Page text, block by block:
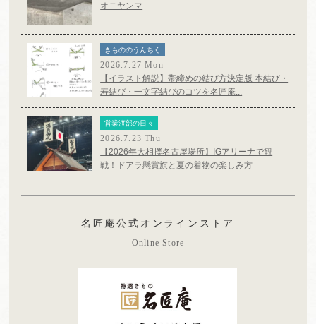
オニヤンマ
きもののうんちく
2026.7.27 Mon
【イラスト解説】帯締めの結び方決定版 本結び・
寿結び・一文字結びのコツを名匠庵...
営業渡部の日々
2026.7.23 Thu
【2026年大相撲名古屋場所】IGアリーナで観
戦！ドアラ懸賞旗と夏の着物の楽しみ方
名匠庵公式オンラインストア
Online Store